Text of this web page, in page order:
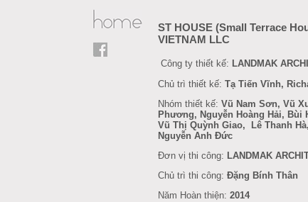
ST HOUSE (Small Terrace
VIETNAM LLC
Công ty thiết kế: LANDMAK
Chủ trì thiết kế: Tạ Tiến Vĩnh,
Nhóm thiết kế: Vũ Nam Sơn, Vũ
Phương, Nguyễn Hoàng Hải, Bùi
Vũ Thị Quỳnh Giao,
Lê Thanh
Nguyễn Anh Đức
Đơn vị thi công: LANDMAK
Chủ trì thi công: Đặng Bính Thân
Năm Hoàn thiện: 2014